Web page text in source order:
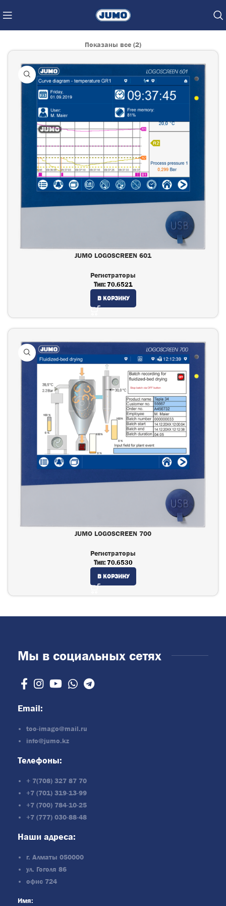
Показаны все (2)
JUMO LOGOSCREEN 601
Регистраторы
Тип:70.6521
В КОРЗИНУ
JUMO LOGOSCREEN 700
Регистраторы
Тип:70.6530
В КОРЗИНУ
Мы в социальных сетях
Email:
too-imago@mail.ru
info@jumo.kz
Телефоны:
+ 7(708) 327 87 70
+7 (701) 319-13-99
+7 (700) 784-10-25
+7 (777) 030-88-48
Наши адреса:
г. Алматы 050000
ул. Гоголя 86
офис 724
Имя: